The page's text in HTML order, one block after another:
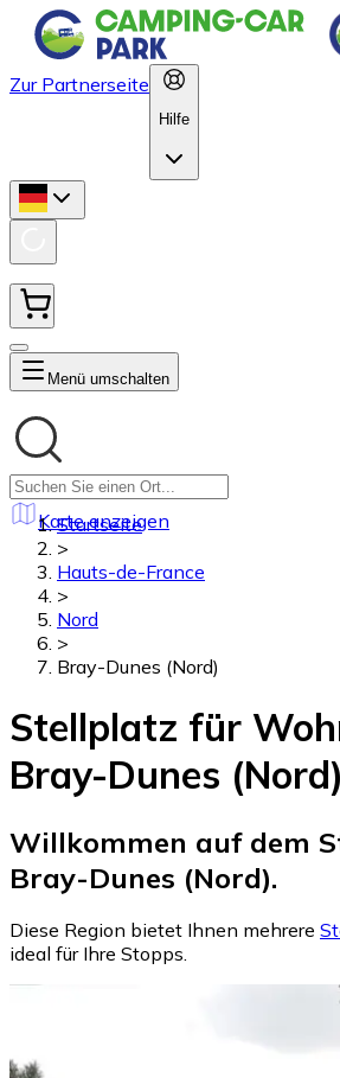
Zur Partnerseite
Hilfe
Menü umschalten
Karte anzeigen
Startseite
>
Hauts-de-France
>
Nord
>
Bray-Dunes (Nord)
Stellplatz für
Bray-Dunes (Nord)
Willkommen auf dem
Bray-Dunes (Nord).
Diese Region bietet Ihnen mehrere
ideal für Ihre Stopps.